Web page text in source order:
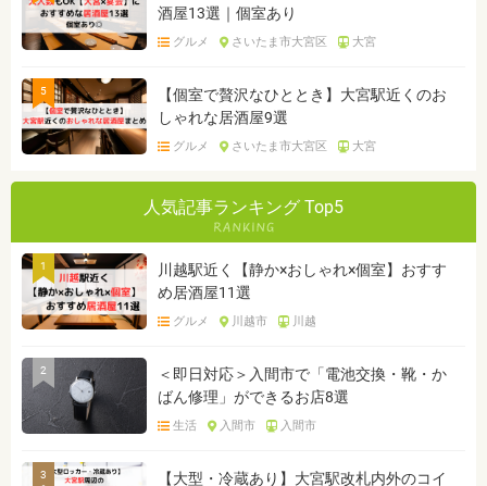
酒屋13選｜個室あり
グルメ さいたま市大宮区 大宮
5
【個室で贅沢なひととき】大宮駅近くのお
しゃれな居酒屋9選
グルメ さいたま市大宮区 大宮
人気記事ランキング Top5
1
川越駅近く【静か×おしゃれ×個室】おすす
め居酒屋11選
グルメ 川越市 川越
2
＜即日対応＞入間市で「電池交換・靴・か
ばん修理」ができるお店8選
生活 入間市 入間市
3
【大型・冷蔵あり】大宮駅改札内外のコイ